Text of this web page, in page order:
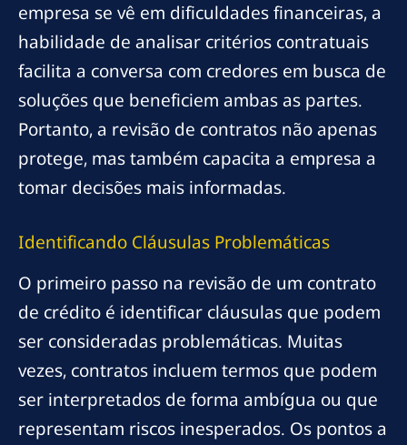
empresa se vê em dificuldades financeiras, a
habilidade de analisar critérios contratuais
facilita a conversa com credores em busca de
soluções que beneficiem ambas as partes.
Portanto, a revisão de contratos não apenas
protege, mas também capacita a empresa a
tomar decisões mais informadas.
Identificando Cláusulas Problemáticas
O primeiro passo na revisão de um contrato
de crédito é identificar cláusulas que podem
ser consideradas problemáticas. Muitas
vezes, contratos incluem termos que podem
ser interpretados de forma ambígua ou que
representam riscos inesperados. Os pontos a